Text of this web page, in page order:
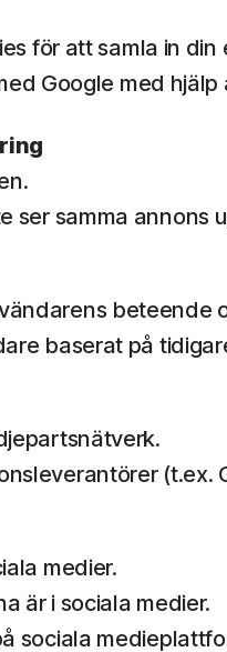
för att samla in
Google med
ser samma annons
beteende
baserat på
(t.ex.
medier.
är i sociala medier.
sociala